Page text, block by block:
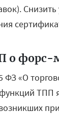
о форс-
ФЗ «О
ТПП